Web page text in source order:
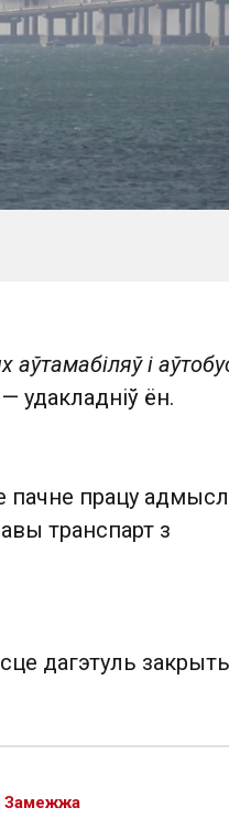
і
— удакладніў ён.
пачне працу
транспарт з
дагэтуль
Замежжа